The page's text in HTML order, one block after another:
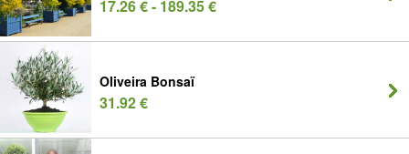
17.26 € - 189.35 €
Oliveira Bonsaï
31.92 €